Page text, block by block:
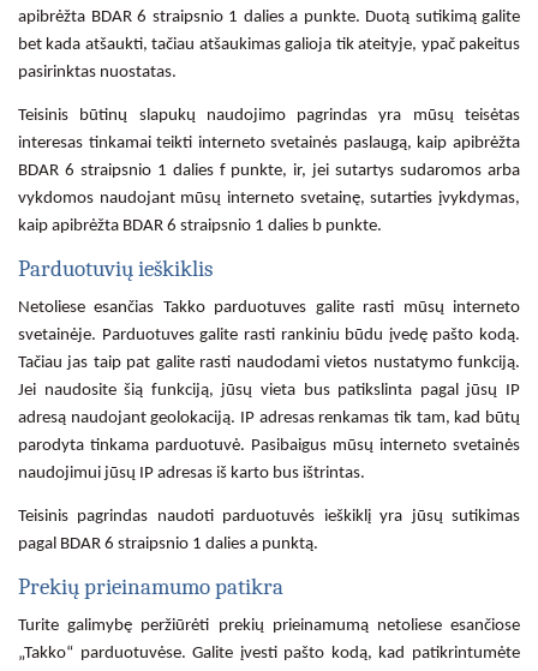
apibrėžta BDAR 6 straipsnio 1 dalies a punkte. Duotą sutikimą galite
bet kada atšaukti, tačiau atšaukimas galioja tik ateityje, ypač pakeitus
pasirinktas nuostatas.
Teisinis būtinų slapukų naudojimo pagrindas yra mūsų teisėtas
interesas tinkamai teikti interneto svetainės paslaugą, kaip apibrėžta
BDAR 6 straipsnio 1 dalies f punkte, ir, jei sutartys sudaromos arba
vykdomos naudojant mūsų interneto svetainę, sutarties įvykdymas,
kaip apibrėžta BDAR 6 straipsnio 1 dalies b punkte.
Parduotuvių ieškiklis
Netoliese esančias Takko parduotuves galite rasti mūsų interneto
svetainėje. Parduotuves galite rasti rankiniu būdu įvedę pašto kodą.
Tačiau jas taip pat galite rasti naudodami vietos nustatymo funkciją.
Jei naudosite šią funkciją, jūsų vieta bus patikslinta pagal jūsų IP
adresą naudojant geolokaciją. IP adresas renkamas tik tam, kad būtų
parodyta tinkama parduotuvė. Pasibaigus mūsų interneto svetainės
naudojimui jūsų IP adresas iš karto bus ištrintas.
Teisinis pagrindas naudoti parduotuvės ieškiklį yra jūsų sutikimas
pagal BDAR 6 straipsnio 1 dalies a punktą.
Prekių prieinamumo patikra
Turite galimybę peržiūrėti prekių prieinamumą netoliese esančiose
„Takko“ parduotuvėse. Galite įvesti pašto kodą, kad patikrintumėte